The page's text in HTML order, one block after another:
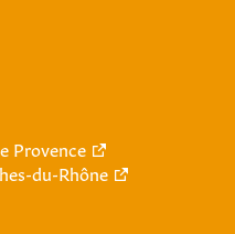
Provence
du-Rhône